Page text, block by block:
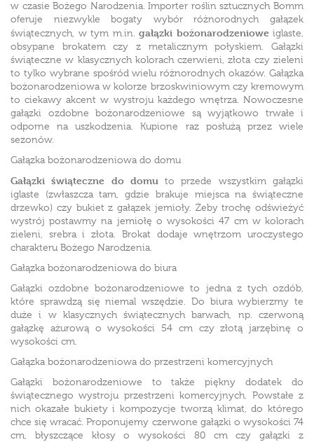
w czasie Bożego Narodzenia. Importer roślin sztucznych Bomm
oferuje niezwykle bogaty wybór różnorodnych gałązek
świątecznych, w tym m.in. gałązki bożonarodzenioweiglaste,
obsypane brokatem czy z metalicznym połyskiem. Gałązki
świąteczne w klasycznych kolorach czerwieni, złota czy zieleni
to tylko wybrane spośród wielu różnorodnych okazów. Gałązka
bożonarodzeniowa w kolorze brzoskwiniowym czy kremowym
to ciekawy akcent w wystroju każdego wnętrza. Nowoczesne
gałązki ozdobne bożonarodzeniowe są wyjątkowo trwałe i
odporne na uszkodzenia. Kupione raz posłużą przez wiele
sezonów.
Gałązka bożonarodzeniowa do domu
Gałązki świąteczne do domuto przede wszystkim gałązki
iglaste (zwłaszcza tam, gdzie brakuje miejsca na świąteczne
drzewko) czy bukiet z gałązek jemioły. Żeby trochę odświeżyć
wystrój postawmy na jemiołę o wysokości 47 cm w kolorach
zieleni, srebra i złota. Brokat dodaje wnętrzom uroczystego
charakteru Bożego Narodzenia.
Gałązka bożonarodzeniowa do biura
Gałązki ozdobne bożonarodzeniowe to jedna z tych ozdób,
które sprawdzą się niemal wszędzie. Do biura wybierzmy te
duże i w klasycznych świątecznych barwach, np. czerwoną
gałązkę ażurową o wysokości 54 cm czy złotą jarzębinę o
wysokości cm.
Gałązka bożonarodzeniowa do przestrzeni komercyjnych
Gałązki bożonarodzeniowe to także piękny dodatek do
świątecznego wystroju przestrzeni komercyjnych. Powstałe z
nich okazałe bukiety i kompozycje tworzą klimat, do którego
chce się wracać. Proponujemy czerwone gałązki o wysokości 74
cm, błyszczące kłosy o wysokości 80 cm czy gałązki z